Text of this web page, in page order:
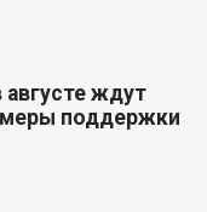
ждут
поддержки